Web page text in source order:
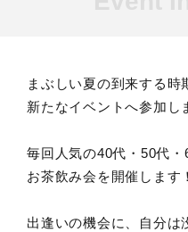
まぶしい夏の到来する時
新たなイベントへ参加し
毎回人気の40代・50代
お茶飲み会を開催します！
出逢いの機会に、自分は